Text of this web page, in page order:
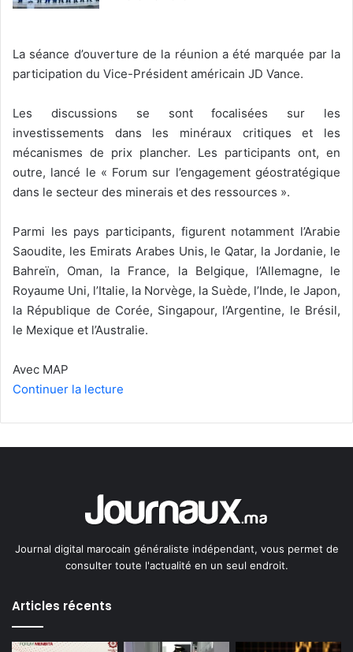
La séance d’ouverture de la réunion a été marquée par la
participation du Vice-Président américain JD Vance.
Les discussions se sont focalisées sur les
investissements dans les minéraux critiques et les
mécanismes de prix plancher. Les participants ont, en
outre, lancé le « Forum sur l’engagement géostratégique
dans le secteur des minerais et des ressources ».
Parmi les pays participants, figurent notamment l’Arabie
Saoudite, les Emirats Arabes Unis, le Qatar, la Jordanie, le
Bahreïn, Oman, la France, la Belgique, l’Allemagne, le
Royaume Uni, l’Italie, la Norvège, la Suède, l’Inde, le Japon,
la République de Corée, Singapour, l’Argentine, le Brésil,
le Mexique et l’Australie.
Avec MAP
Continuer la lecture
Journal digital marocain généraliste indépendant, vous permet de
consulter toute l'actualité en un seul endroit.
Articles récents